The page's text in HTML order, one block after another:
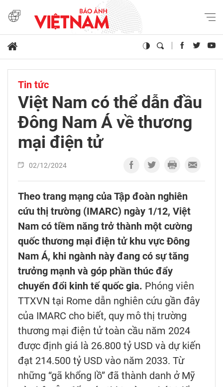
Tin tức
Việt Nam có thể dẫn đầu
Đông Nam Á về thương
mại điện tử
02/12/2024
Theo trang mạng của Tập đoàn nghiên
cứu thị trường (IMARC) ngày 1/12, Việt
Nam có tiềm năng trở thành một cường
quốc thương mại điện tử khu vực Đông
Nam Á, khi ngành này đang có sự tăng
trưởng mạnh và góp phần thúc đẩy
chuyển đổi kinh tế quốc gia. Phóng viên
TTXVN tại Rome dẫn nghiên cứu gần đây
của IMARC cho biết, quy mô thị trường
thương mại điện tử toàn cầu năm 2024
được định giá là 26.800 tỷ USD và dự kiến
đạt 214.500 tỷ USD vào năm 2033. Từ
những “gã khổng lồ” đã thành danh ở Mỹ